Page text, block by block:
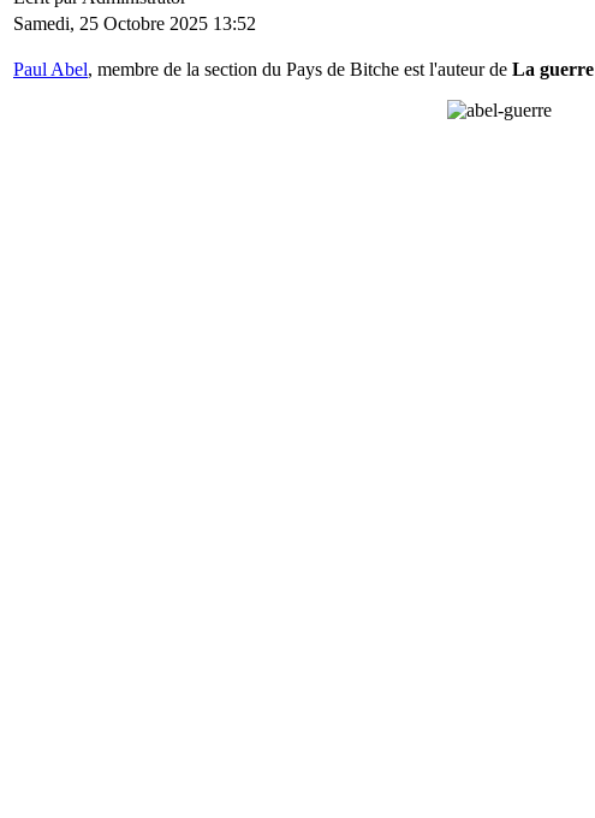
Samedi, 25 Octobre 2025 13:52
Paul Abel, membre de la section du Pays de Bitche est l'auteur de La